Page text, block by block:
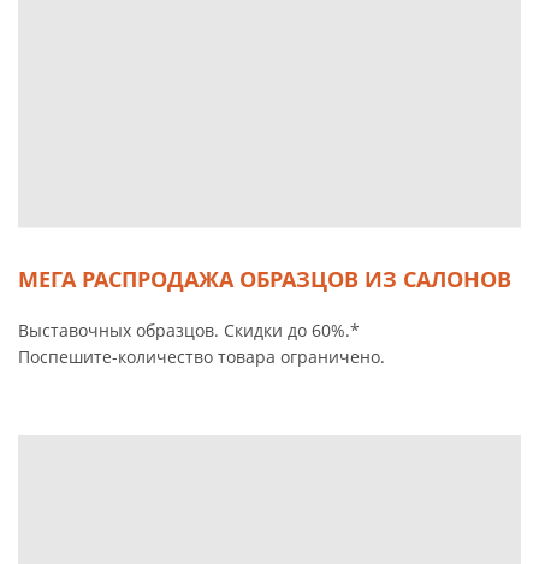
МЕГА РАСПРОДАЖА ОБРАЗЦОВ ИЗ САЛОНОВ
Выставочных образцов. Скидки до 60%.*
Поспешите-количество товара ограничено.